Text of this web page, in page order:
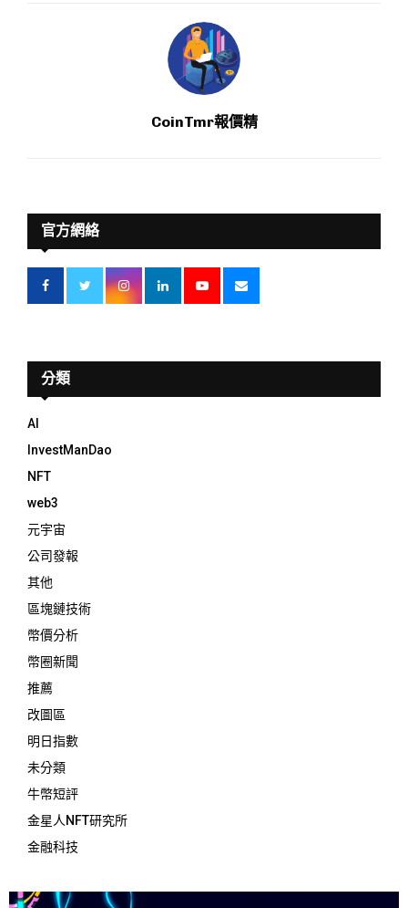
CoinTmr報價精
官方網絡
分類
AI
InvestManDao
NFT
web3
元宇宙
公司發報
其他
區塊鏈技術
幣價分析
幣圈新聞
推薦
改圖區
明日指數
未分類
牛幣短評
金星人NFT研究所
金融科技